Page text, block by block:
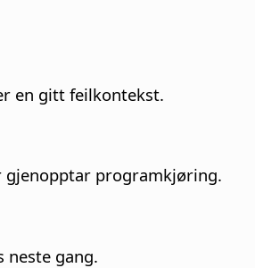
en gitt feilkontekst.
gjenopptar programkjøring.
gang.